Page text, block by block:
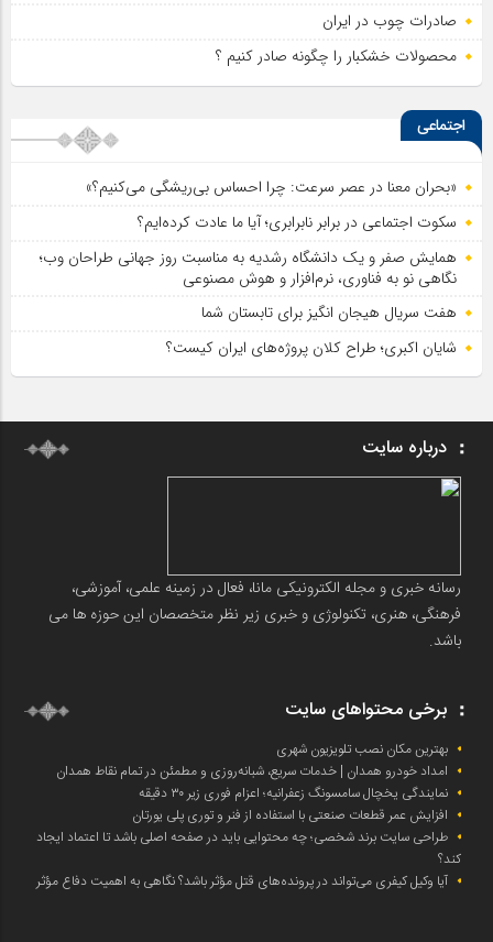
صادرات چوب در ایران
محصولات خشکبار را چگونه صادر کنیم ؟
اجتماعی
«بحران معنا در عصر سرعت: چرا احساس بی‌ریشگی می‌کنیم؟»
سکوت اجتماعی در برابر نابرابری؛ آیا ما عادت کرده‌ایم؟
همایش صفر و یک دانشگاه رشدیه به مناسبت روز جهانی طراحان وب؛
نگاهی نو به فناوری، نرم‌افزار و هوش مصنوعی
هفت سریال هیجان انگیز برای تابستان شما
شایان اکبری؛ طراح کلان پروژه‌های ایران کیست؟
درباره سایت
رسانه خبری و مجله الکترونیکی مانا، فعال در زمینه علمی، آموزشی،
فرهنگی، هنری، تکنولوژی و خبری زیر نظر متخصصان این حوزه ها می
باشد.
برخی محتواهای سایت
بهترین مکان نصب تلویزیون شهری
امداد خودرو همدان | خدمات سریع، شبانه‌روزی و مطمئن در تمام نقاط همدان
نمایندگی یخچال سامسونگ زعفرانیه؛ اعزام فوری زیر ۳۰ دقیقه
افزایش عمر قطعات صنعتی با استفاده از فنر و توری پلی یورتان
طراحی سایت برند شخصی؛ چه محتوایی باید در صفحه اصلی باشد تا اعتماد ایجاد
کند؟
آیا وکیل کیفری می‌تواند در پرونده‌های قتل مؤثر باشد؟ نگاهی به اهمیت دفاع مؤثر